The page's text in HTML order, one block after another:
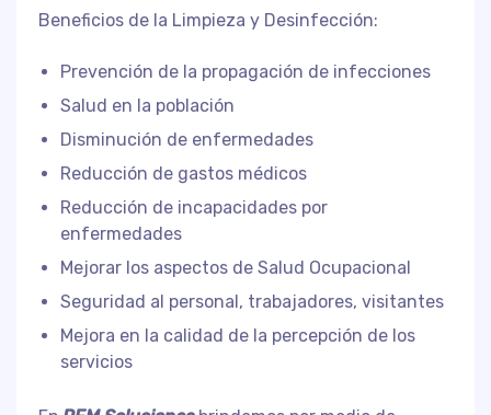
Beneficios de la Limpieza y Desinfección:
Prevención de la propagación de infecciones
Salud en la población
Disminución de enfermedades
Reducción de gastos médicos
Reducción de incapacidades por
enfermedades
Mejorar los aspectos de Salud Ocupacional
Seguridad al personal, trabajadores, visitantes
Mejora en la calidad de la percepción de los
servicios